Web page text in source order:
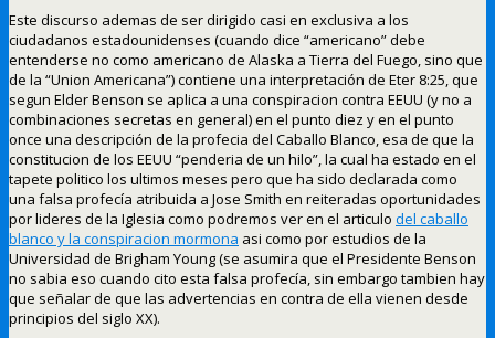
Este discurso ademas de ser dirigido casi en exclusiva a los
ciudadanos estadounidenses (cuando dice “americano” debe
entenderse no como americano de Alaska a Tierra del Fuego, sino que
de la “Union Americana”) contiene una interpretación de Eter 8:25, que
segun Elder Benson se aplica a una conspiracion contra EEUU (y no a
combinaciones secretas en general) en el punto diez y en el punto
once una descripción de la profecia del Caballo Blanco, esa de que la
constitucion de los EEUU “penderia de un hilo”, la cual ha estado en el
tapete politico los ultimos meses pero que ha sido declarada como
una falsa profecía atribuida a Jose Smith en reiteradas oportunidades
por lideres de la Iglesia como podremos ver en el articulo del caballo
blanco y la conspiracion mormona asi como por estudios de la
Universidad de Brigham Young (se asumira que el Presidente Benson
no sabia eso cuando cito esta falsa profecía, sin embargo tambien hay
que señalar de que las advertencias en contra de ella vienen desde
principios del siglo XX).